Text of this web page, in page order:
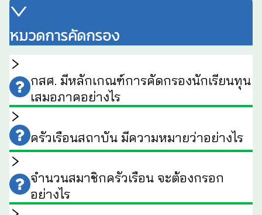
หมวดการคัดกรอง
กสศ. มีหลักเกณฑ์การคัดกรองนักเรียนทุน
เสมอภาคอย่างไร
ครัวเรือนสถาบัน มีความหมายว่าอย่างไร
จำนวนสมาชิกครัวเรือน จะต้องกรอก
อย่างไร